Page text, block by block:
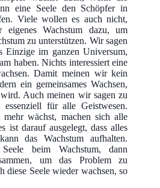
eine Seele den Schöpfer in
Viele wollen es auch nicht,
eigenes Wachstum dazu, um
zu unterstützen. Wir sagen
Einzige im ganzen Universum,
haben. Nichts interessiert eine
Damit meinen wir kein
ein gemeinsames Wachsen,
Auch meinen wir sagen zu
für alle Geistwesen.
wächst, machen sich alle
ist darauf ausgelegt, dass alles
das Wachstum aufhalten.
beim Wachstum, dann
um das Problem zu
diese Seele wieder wachsen, so